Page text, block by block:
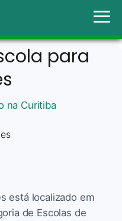
para
na Curitiba
está localizado em
de Escolas de